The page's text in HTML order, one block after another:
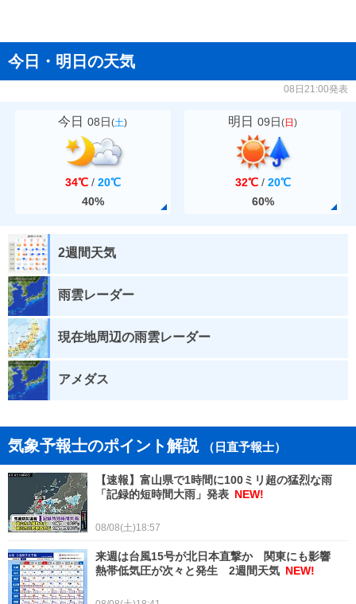
今日・明日の天気
08日21:00発表
今日 08日(土)
34℃ / 20℃
40%
明日 09日(日)
32℃ / 20℃
60%
2週間天気
雨雲レーダー
現在地周辺の雨雲レーダー
アメダス
気象予報士のポイント解説 （日直予報士）
【速報】富山県で1時間に100ミリ超の猛烈な雨
「記録的短時間大雨」発表 NEW!
08/08(土)18:57
来週は台風15号が北日本直撃か 関東にも影響
熱帯低気圧が次々と発生 2週間天気 NEW!